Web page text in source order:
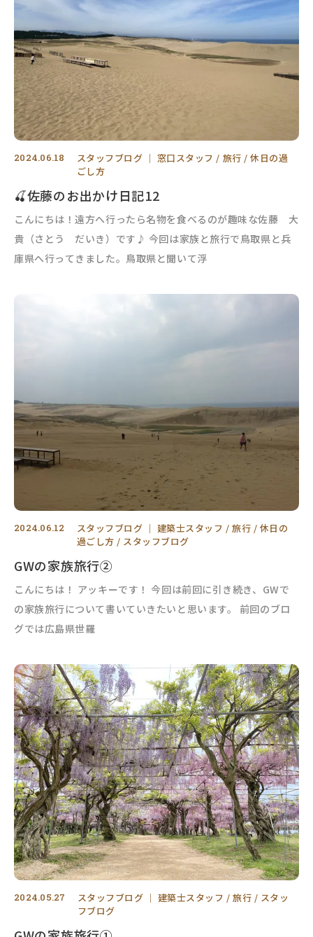
2024.06.18 スタッフブログ ｜ 窓口スタッフ 旅行
休日の過
ごし方
🍒佐藤のお出かけ日記12
こんにちは！遠方へ行ったら名物を食べるのが趣味な佐藤 大
貴（さとう だいき）です♪ 今回は家族と旅行で鳥取県と兵
庫県へ行ってきました。鳥取県と聞いて浮
2024.06.12 スタッフブログ ｜ 建築士スタッフ 旅行
休日の
過ごし方
スタッフブログ
GWの家族旅行②
こんにちは！ アッキーです！ 今回は前回に引き続き、GWで
の家族旅行について書いていきたいと思います。 前回のブロ
グでは広島県世羅
2024.05.27 スタッフブログ ｜ 建築士スタッフ 旅行
スタッ
フブログ